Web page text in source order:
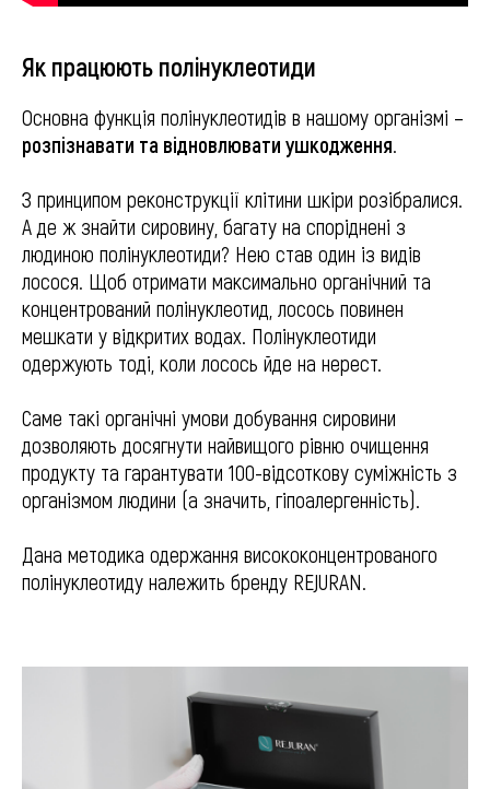
Як працюють полінуклеотиди
Основна функція полінуклеотидів в нашому організмі –
розпізнавати та відновлювати ушкодження.
З принципом реконструкції клітини шкіри розібралися.
А де ж знайти сировину, багату на споріднені з
людиною полінуклеотиди? Нею став один із видів
лосося. Щоб отримати максимально органічний та
концентрований полінуклеотид, лосось повинен
мешкати у відкритих водах. Полінуклеотиди
одержують тоді, коли лосось йде на нерест.
Саме такі органічні умови добування сировини
дозволяють досягнути найвищого рівню очищення
продукту та гарантувати 100-відсоткову суміжність з
організмом людини (а значить, гіпоалергенність).
Дана методика одержання висококонцентрованого
полінуклеотиду належить бренду REJURAN.